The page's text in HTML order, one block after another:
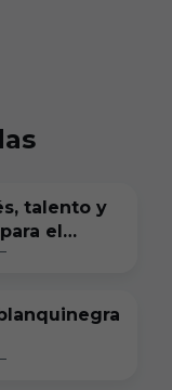
talento y
el
CF